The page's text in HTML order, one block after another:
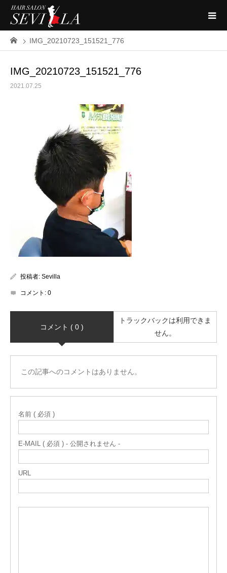
IMG_20210723_151521_776
IMG_20210723_151521_776
2021.07.25
投稿者: Sevilla
コメント: 0
コメント ( 0 )
トラックバックは利用できま
せん。
この記事へのコメントはありません。
名前 ( 必須 )
E-MAIL ( 必須 ) - 公開されません -
URL